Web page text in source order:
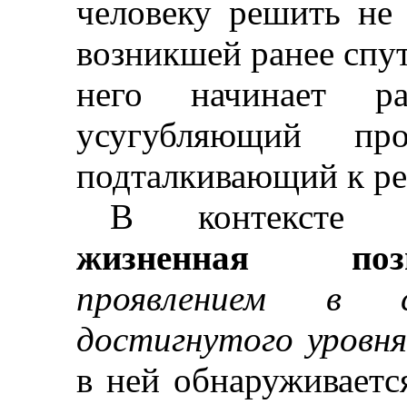
человеку решить не
возникшей ранее
него начинает
усугубляющий
подталкивающий к
В контексте
жизненная
проявлением в
достигнутого
в ней